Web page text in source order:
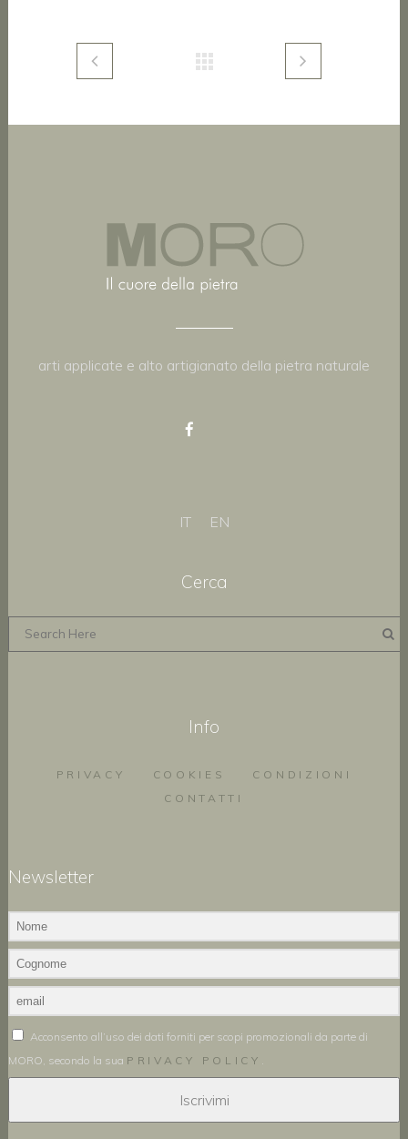
arti applicate e alto artigianato della pietra naturale
IT EN
Cerca
Info
PRIVACY COOKIES
CONDIZIONI
CONTATTI
Newsletter
Acconsento all’uso dei dati forniti per scopi promozionali da parte di
MORO, secondo la sua PRIVACY POLICY
Iscrivimi